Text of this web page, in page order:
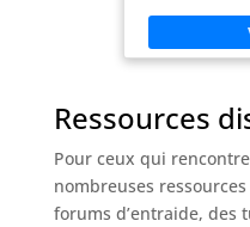
de coupe dans
ses
découper
dispose de
fixation sûre
planche reste
de coupe
Ressources
Pour ceux qui
nombreuses
forums d’entraide, des